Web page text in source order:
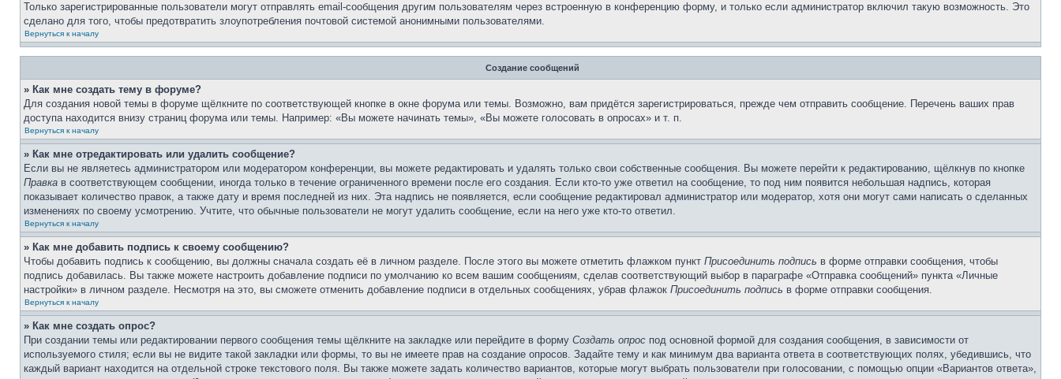
Только зарегистрированные пользователи могут отправлять email-сообщения другим пользователям через встроенную в конференцию форму, и только если администратор включил такую возможность. Это
сделано для того, чтобы предотвратить злоупотребления почтовой системой анонимными пользователями.
Вернуться к началу
Создание сообщений
» Как мне создать тему в форуме?
Для создания новой темы в форуме щёлкните по соответствующей кнопке в окне форума или темы. Возможно, вам придётся зарегистрироваться, прежде чем отправить сообщение. Перечень ваших прав
доступа находится внизу страниц форума или темы. Например: «Вы можете начинать темы», «Вы можете голосовать в опросах» и т. п.
Вернуться к началу
» Как мне отредактировать или удалить сообщение?
Если вы не являетесь администратором или модератором конференции, вы можете редактировать и удалять только свои собственные сообщения. Вы можете перейти к редактированию, щёлкнув по кнопке
Правка в соответствующем сообщении, иногда только в течение ограниченного времени после его создания. Если кто-то уже ответил на сообщение, то под ним появится небольшая надпись, которая
показывает количество правок, а также дату и время последней из них. Эта надпись не появляется, если сообщение редактировал администратор или модератор, хотя они могут сами написать о сделанных
изменениях по своему усмотрению. Учтите, что обычные пользователи не могут удалить сообщение, если на него уже кто-то ответил.
Вернуться к началу
» Как мне добавить подпись к своему сообщению?
Чтобы добавить подпись к сообщению, вы должны сначала создать её в личном разделе. После этого вы можете отметить флажком пункт Присоединить подпись в форме отправки сообщения, чтобы
подпись добавилась. Вы также можете настроить добавление подписи по умолчанию ко всем вашим сообщениям, сделав соответствующий выбор в параграфе «Отправка сообщений» пункта «Личные
настройки» в личном разделе. Несмотря на это, вы сможете отменить добавление подписи в отдельных сообщениях, убрав флажок Присоединить подпись в форме отправки сообщения.
Вернуться к началу
» Как мне создать опрос?
При создании темы или редактировании первого сообщения темы щёлкните на закладке или перейдите в форму Создать опрос под основной формой для создания сообщения, в зависимости от
используемого стиля; если вы не видите такой закладки или формы, то вы не имеете прав на создание опросов. Задайте тему и как минимум два варианта ответа в соответствующих полях, убедившись, что
каждый вариант находится на отдельной строке текстового поля. Вы также можете задать количество вариантов, которые могут выбрать пользователи при голосовании, с помощью опции «Вариантов ответа»,